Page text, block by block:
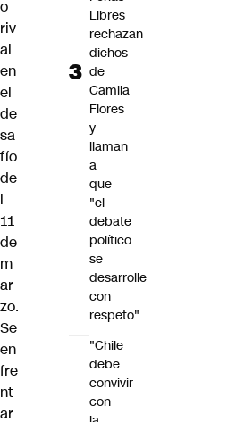
o
riv
al
en
el
de
sa
fío
de
l
11
de
m
ar
zo.
Se
en
fre
nt
ar
Libres
rechazan
dichos
de
Camila
Flores
y
llaman
a
que
"el
debate
político
se
desarrolle
con
respeto"
"Chile
debe
convivir
con